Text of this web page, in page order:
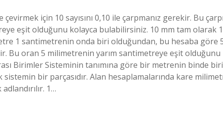
için 10 sayısını 0,10 ile çarpmanız gerekir. Bu
eşit olduğunu kolayca bulabilirsiniz. 10 mm tam olarak 1
1 santimetrenin onda biri olduğundan, bu hesaba göre
Bu oran 5 milimetrenin yarım santimetreye eşit olduğunu
Birimler Sisteminin tanımına göre bir metrenin binde
bir parçasıdır. Alan hesaplamalarında kare
1…